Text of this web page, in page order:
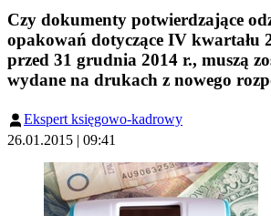
Czy dokumenty potwierdzające
opakowań dotyczące IV kwartału
przed 31 grudnia 2014 r., muszą
wydane na drukach z nowego
Ekspert księgowo-kadrowy
26.01.2015 | 09:41